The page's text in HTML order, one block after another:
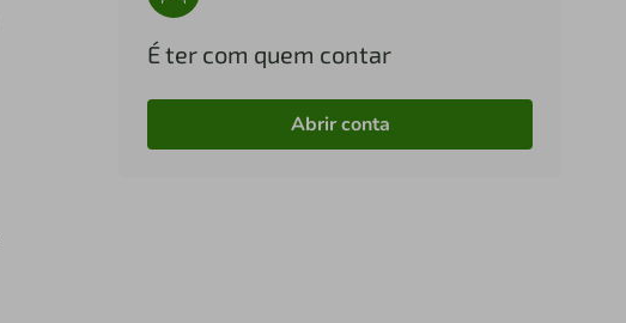
É ter com quem contar
Abrir conta